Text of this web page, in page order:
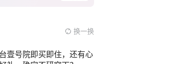
换一换
壹号院即买即住，还有心